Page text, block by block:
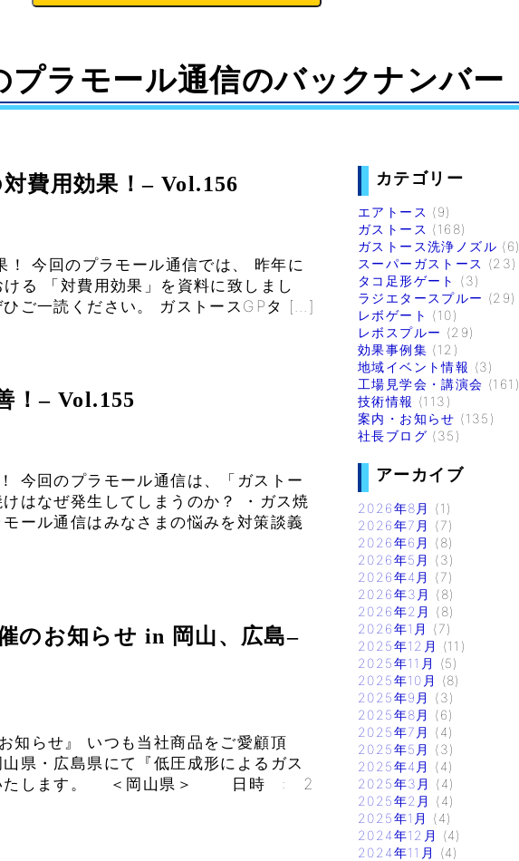
プラモール通信のバックナンバー
費用効果！– Vol.156
今回のプラモール通信では、 昨年に
る 「対費用効果」を資料に致しまし
ご一読ください。 ガストースGPタ […]
！– Vol.155
今回のプラモール通信は、「ガストー
はなぜ発生してしまうのか？ ・ガス焼
ール通信はみなさまの悩みを対策談義
のお知らせ in 岡山、広島–
知らせ』 いつも当社商品をご愛顧頂
県・広島県にて『低圧成形によるガス
いたします。 ＜岡山県＞ 日時 : 2
カテゴリー
エアトース (9)
ガストース (168)
ガストース洗浄ノズル (6)
スーパーガストース (23)
タコ足形ゲート
(3)
ラジエタースプルー (29)
レボゲート (10)
レボスプルー (29)
効果事例集 (12)
地域イベント情報 (3)
工場見学会・講演会 (161)
技術情報 (113)
案内・お知らせ (135)
社長ブログ (35)
アーカイブ
2026年8月
(1)
2026年7月
(7)
2026年6月
(8)
2026年5月
(3)
2026年4月
(7)
2026年3月
(8)
2026年2月
(8)
2026年1月
(7)
2025年12月
(11)
2025年11月
(5)
2025年10月
(8)
2025年9月
(3)
2025年8月
(6)
2025年7月
(4)
2025年5月
(3)
2025年4月
(4)
2025年3月
(4)
2025年2月
(4)
2025年1月
(4)
2024年12月
(4)
2024年11月
(4)